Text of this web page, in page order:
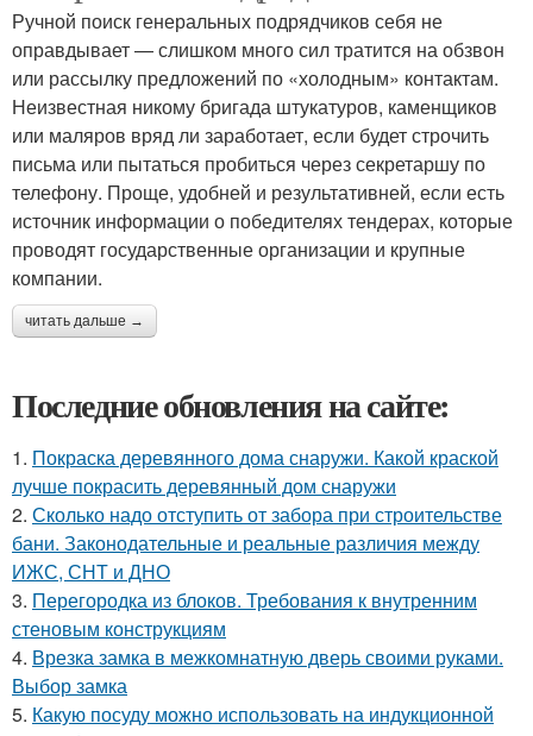
Ручной поиск генеральных подрядчиков себя не
оправдывает — слишком много сил тратится на обзвон
или рассылку предложений по «холодным» контактам.
Неизвестная никому бригада штукатуров, каменщиков
или маляров вряд ли заработает, если будет строчить
письма или пытаться пробиться через секретаршу по
телефону. Проще, удобней и результативней, если есть
источник информации о победителях тендерах, которые
проводят государственные организации и крупные
компании.
читать дальше →
Последние обновления на сайте:
1. Покраска деревянного дома снаружи. Какой краской
лучше покрасить деревянный дом снаружи
2. Сколько надо отступить от забора при строительстве
бани. Законодательные и реальные различия между
ИЖС, СНТ и ДНО
3. Перегородка из блоков. Требования к внутренним
стеновым конструкциям
4. Врезка замка в межкомнатную дверь своими руками.
Выбор замка
5. Какую посуду можно использовать на индукционной